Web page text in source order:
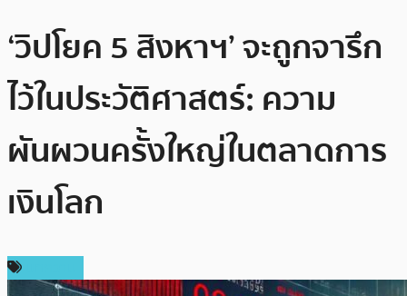
‘วิปโยค 5 สิงหาฯ’ จะถูกจารึก
ไว้ในประวัติศาสตร์: ความ
ผันผวนครั้งใหญ่ในตลาดการ
เงินโลก